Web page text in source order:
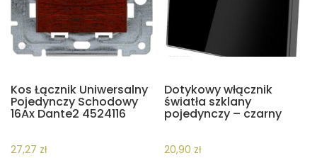
Kos Łącznik Uniwersalny
Pojedynczy Schodowy
16Ax Dante2 4524116
27,27 zł
Dotykowy włącznik
światła szklany
pojedynczy – czarny
20,90 zł